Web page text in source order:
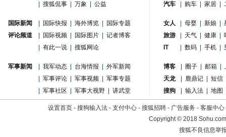
搜狐侃事 万象 公益
国际新闻 国际快报 海外博览
国际专题
国际视频 国际图片 记者博客
评论频道
有此一说 搜狐网论
军事新闻 我军动态 台海情报
外军新闻
军事评论 军事视频
军事专题
军事社区 军事大视野 讲武堂
汽车
购车 家居
女人 母婴 新娘
旅游
天气 健康
IT
数码 手机
博客 圈子 邮箱
天龙
鹿鼎记
短信
搜狗
输入法 地图
设置首页 - 搜狗输入法 - 支付中心 - 搜狐招聘 - 广告服务 - 客服中心
Copyright©2018
搜狐不良信息举